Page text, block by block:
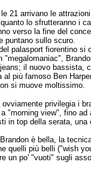
21 arrivano le
lo sfrutteranno i
verso la fine del
puntano sullo scuro.
palasport fiorentino
"megalomaniac",
il nuovo bassista,
al più famoso Ben
si muove moltissimo.
ovviamente privilegia i
"morning view", fino
in top della serata,
è bella, la
quelli più belli ("wish
un po' "vuoti" sugli